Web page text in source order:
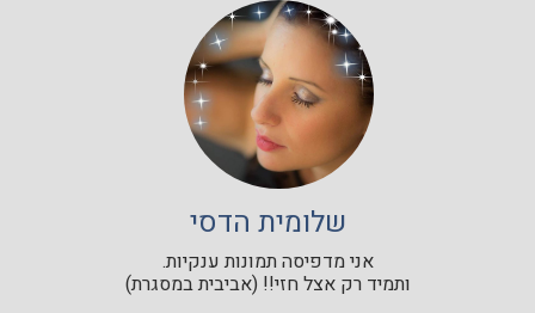
שלומית הדסי
אני מדפיסה תמונות ענקיות.
ותמיד רק אצל חזי!! (אביבית במסגרת)